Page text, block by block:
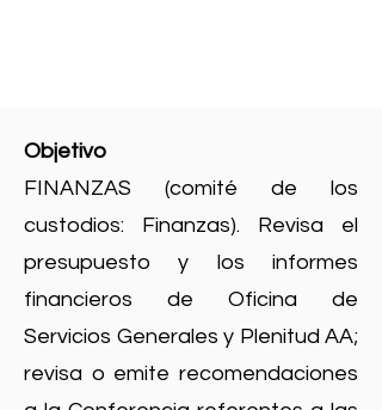
Objetivo
FINANZAS (comité de los
custodios: Finanzas). Revisa el
presupuesto y los informes
financieros de Oficina de
Servicios Generales y Plenitud AA;
revisa o emite recomendaciones